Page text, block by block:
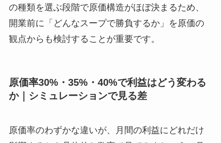
の種類を選ぶ段階で原価構造がほぼ決まるため、
開業前に「どんなスープで勝負するか」を原価の
観点からも検討することが重要です。
原価率30%・35%・40%で利益はどう変わる
か｜シミュレーションで見る差
原価率のわずかな違いが、月間の利益にどれだけ